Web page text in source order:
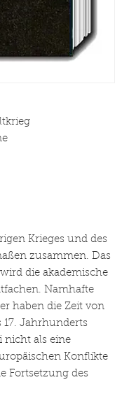
Krieges und des
zusammen. Das
die akademische
Namhafte
haben die Zeit von
17. Jahrhunderts
nicht als eine
Konflikte
Fortsetzung des